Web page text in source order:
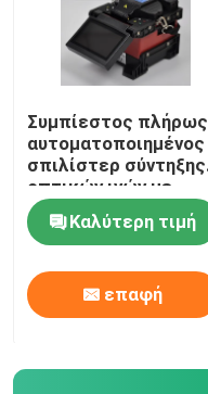
Συμπίεστος πλήρως
αυτοματοποιημένος
σπιλίστερ σύντηξης
οπτικών ινών με
έγχρωμη οθόνη LCD
Καλύτερη τιμή
επαφή